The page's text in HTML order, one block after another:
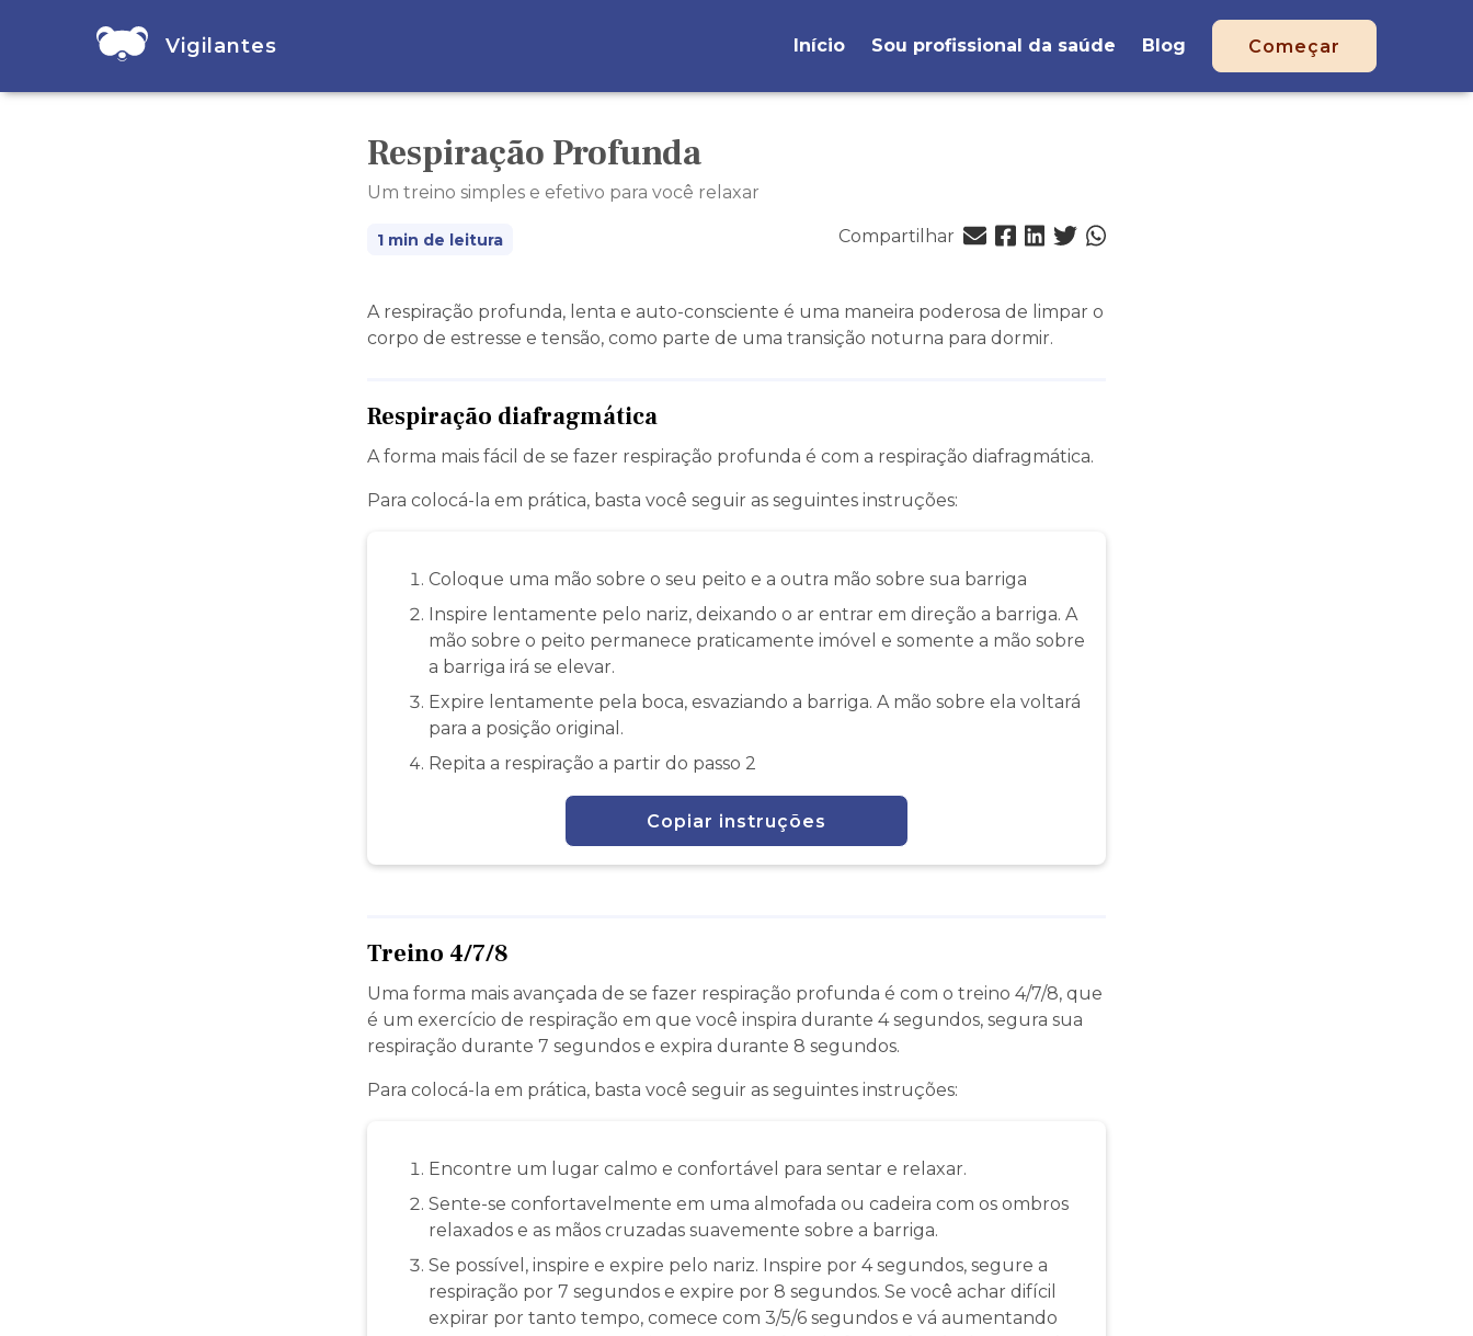
Vigilantes Início Sou profissional da saúde Blog Começar
Respiração Profunda
Um treino simples e efetivo para você relaxar
1 min de leitura Compartilhar
A respiração profunda, lenta e auto-consciente é uma maneira poderosa de limpar o
corpo de estresse e tensão, como parte de uma transição noturna para dormir.
Respiração diafragmática
A forma mais fácil de se fazer respiração profunda é com a respiração diafragmática.
Para colocá-la em prática, basta você seguir as seguintes instruções:
Coloque uma mão sobre o seu peito e a outra mão sobre sua barriga
Inspire lentamente pelo nariz, deixando o ar entrar em direção a barriga. A
mão sobre o peito permanece praticamente imóvel e somente a mão sobre
a barriga irá se elevar.
Expire lentamente pela boca, esvaziando a barriga. A mão sobre ela voltará
para a posição original.
Repita a respiração a partir do passo 2
Copiar instruções
Treino 4/7/8
Uma forma mais avançada de se fazer respiração profunda é com o treino 4/7/8, que
é um exercício de respiração em que você inspira durante 4 segundos, segura sua
respiração durante 7 segundos e expira durante 8 segundos.
Para colocá-la em prática, basta você seguir as seguintes instruções:
Encontre um lugar calmo e confortável para sentar e relaxar.
Sente-se confortavelmente em uma almofada ou cadeira com os ombros
relaxados e as mãos cruzadas suavemente sobre a barriga.
Se possível, inspire e expire pelo nariz. Inspire por 4 segundos, segure a
respiração por 7 segundos e expire por 8 segundos. Se você achar difícil
expirar por tanto tempo, comece com 3/5/6 segundos e vá aumentando